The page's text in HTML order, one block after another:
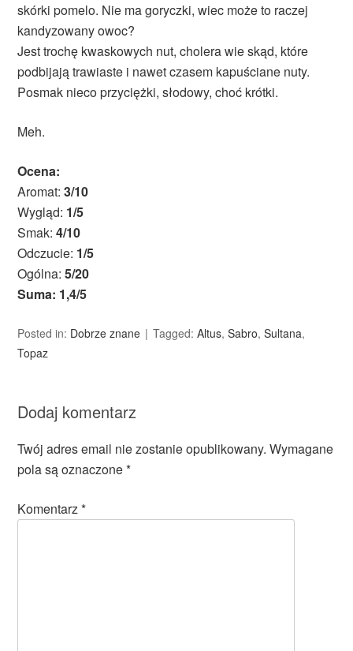
skórki pomelo. Nie ma goryczki, wiec może to raczej
kandyzowany owoc?
Jest trochę kwaskowych nut, cholera wie skąd, które
podbijają trawiaste i nawet czasem kapuściane nuty.
Posmak nieco przyciężki, słodowy, choć krótki.
Meh.
Ocena:
Aromat:3/10
Wygląd: 1/5
Smak:4/10
Odczucie: 1/5
Ogólna:5/20
Suma: 1,4/5
Posted in: Dobrze znane Tagged:Altus,Sabro,Sultana,
Topaz
Dodaj komentarz
Twój adres email nie zostanie opublikowany. Wymagane
pola są oznaczone*
Komentarz*